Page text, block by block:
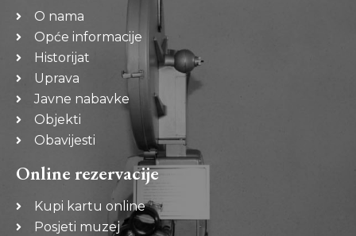
O nama
Opće informacije
Historijat
Uprava
Javne nabavke
Objekti
Obavijesti
Online rezervacije
Kupi kartu online
Posjeti muzej